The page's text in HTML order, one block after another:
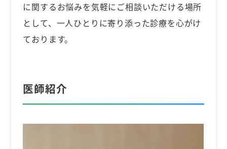
に関するお悩みを気軽にご相談いただける場所
として、一人ひとりに寄り添った診療を心がけ
ております。
医師紹介